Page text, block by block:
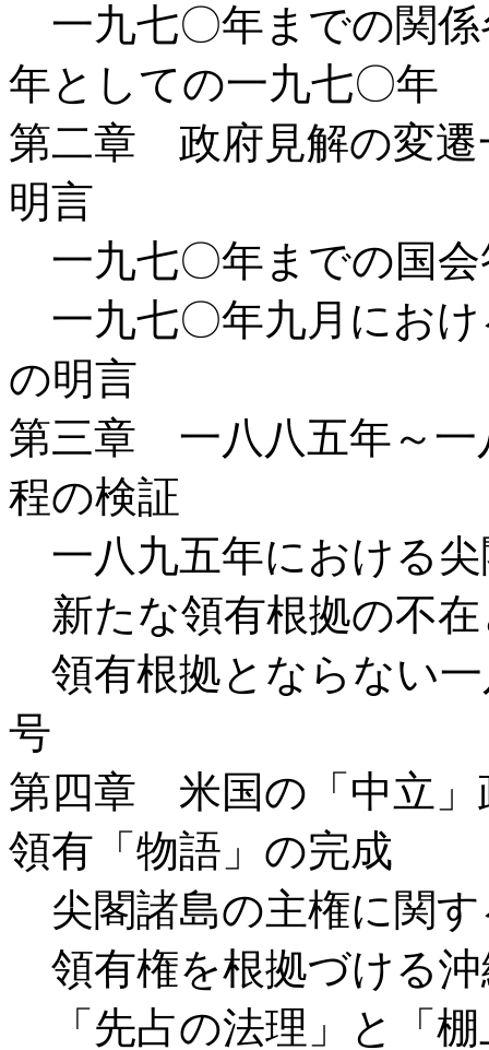
一九七〇年までの関係
年としての一九七〇年
第二章 政府見解の変遷
明言
一九七〇年までの国
一九七〇年九月におけ
の明言
第三章 一八八五年～一
程の検証
一八九五年における尖
新たな領有根拠の不
領有根拠とならない
号
第四章 米国の「中立」
領有「物語」の完成
尖閣諸島の主権に関
領有権を根拠づける沖
「先占の法理」と「棚